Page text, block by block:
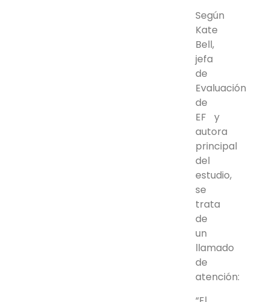
Según
Kate
Bell,
jefa
de
Evaluación
de
EF y
autora
principal
del
estudio,
se
trata
de
un
llamado
de
atención: